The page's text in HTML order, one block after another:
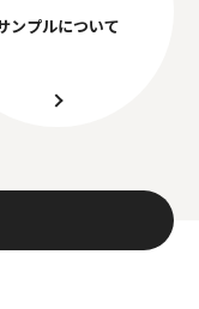
ンプルについて